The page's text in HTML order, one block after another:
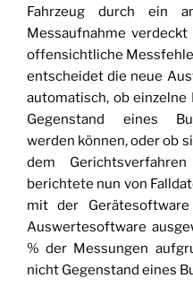
Fahrzeug durch ein
Messaufnahme
offensichtliche
entscheidet die neue
automatisch, ob
Gegenstand eines
werden können, oder ob
dem
berichtete nun von
mit der
Auswertesoftware
% der Messungen
nicht Gegenstand eines